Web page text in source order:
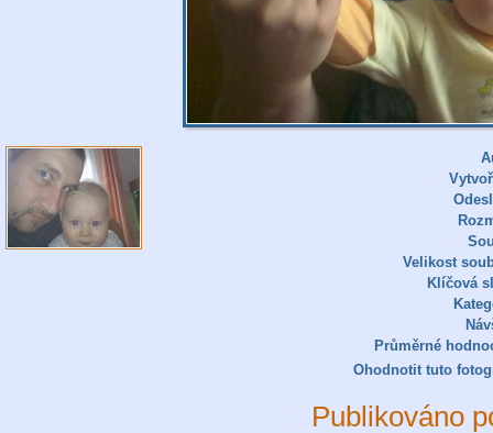
Velikost
Klíčová
Průměrné
Ohodnotit tuto
Publikováno